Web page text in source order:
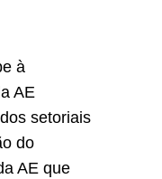
à
AE
setoriais
do
AE que